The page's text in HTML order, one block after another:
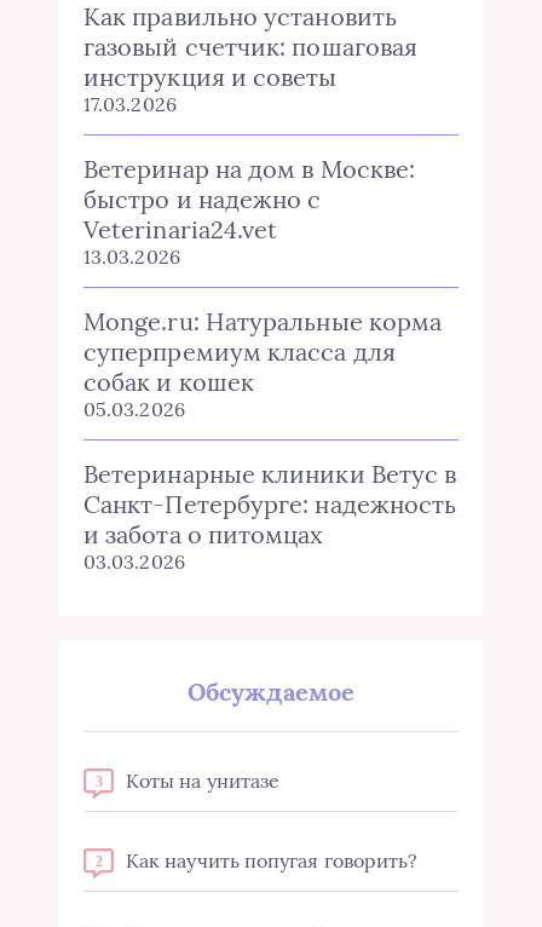
Как правильно установить
газовый счетчик: пошаговая
инструкция и советы
17.03.2026
Ветеринар на дом в Москве:
быстро и надежно с
Veterinaria24.vet
13.03.2026
Monge.ru: Натуральные корма
суперпремиум класса для
собак и кошек
05.03.2026
Ветеринарные клиники Ветус в
Санкт-Петербурге: надежность
и забота о питомцах
03.03.2026
Обсуждаемое
3 Коты на унитазе
2 Как научить попугая говорить?